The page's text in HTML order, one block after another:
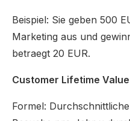
Beispiel: Sie geben 500
Marketing aus und
betraegt 20 EUR.
Customer Lifetime Value
Formel: